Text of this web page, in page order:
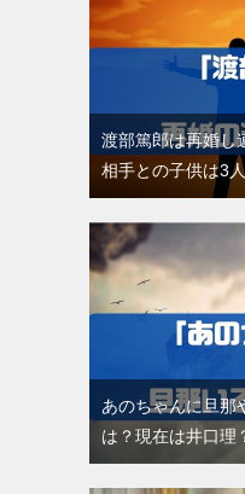
渡部篤郎は再婚し
相手との子供は3人
あのちゃんに旦那
は？現在は井口理